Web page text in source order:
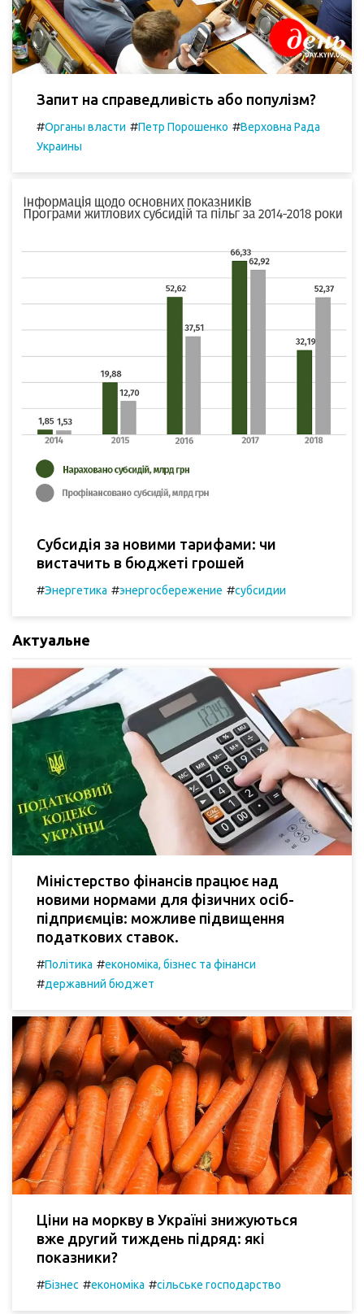
Запит на справедливість або популізм?
#Органы власти #Петр Порошенко #Верховна Рада
Украины
Субсидія за новими тарифами: чи
вистачить в бюджеті грошей
#Энергетика #энергосбережение #субсидии
Актуальне
Міністерство фінансів працює над
новими нормами для фізичних осіб-
підприємців: можливе підвищення
податкових ставок.
#Політика #економіка, бізнес та фінанси
#державний бюджет
Ціни на моркву в Україні знижуються
вже другий тиждень підряд: які
показники?
#Бізнес #економіка #сільське господарство